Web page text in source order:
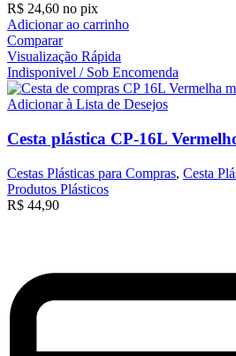
R$ 24,60 no pix
Adicionar ao carrinho
Comparar
Visualização Rápida
Indisponivel / Sob Encomenda
Adicionar à Lista de Desejos
Cesta plástica CP-16L
Cestas Plásticas para Compras, Cesta
Produtos Plásticos
R$ 44,90